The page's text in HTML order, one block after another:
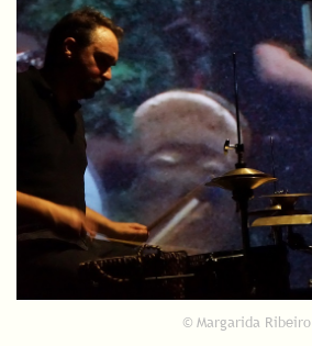
© Margarida Ribeiro